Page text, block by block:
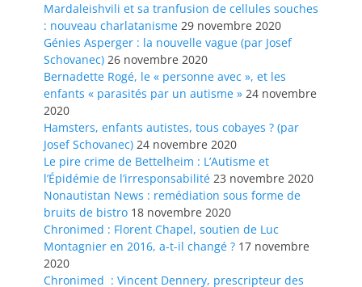
Mardaleishvili et sa tranfusion de cellules souches
: nouveau charlatanisme 29 novembre 2020
Génies Asperger : la nouvelle vague (par Josef
Schovanec) 26 novembre 2020
Bernadette Rogé, le « personne avec », et les
enfants « parasités par un autisme » 24 novembre
2020
Hamsters, enfants autistes, tous cobayes ? (par
Josef Schovanec) 24 novembre 2020
Le pire crime de Bettelheim : L’Autisme et
l’Épidémie de l’irresponsabilité 23 novembre 2020
Nonautistan News : remédiation sous forme de
bruits de bistro 18 novembre 2020
Chronimed : Florent Chapel, soutien de Luc
Montagnier en 2016, a-t-il changé ? 17 novembre
2020
Chronimed : Vincent Dennery, prescripteur des